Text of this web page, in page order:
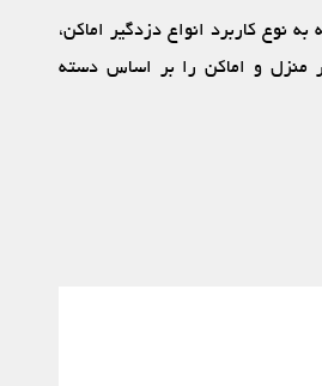
نوع کاربرد انواع دزدگیر اماکن،
منزل و اماکن را بر اساس دسته